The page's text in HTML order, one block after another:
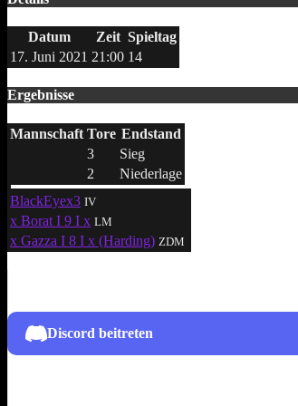
Datum Zeit Spieltag
17. Juni 2021 21:00 14
Ergebnisse
Mannschaft Tore Endstand
3
Sieg
2
Niederlage
BlackEyex3 IV
x Borat I 9 I x LM
x Gazza I 8 I x (Harding) ZDM
Discord beitreten